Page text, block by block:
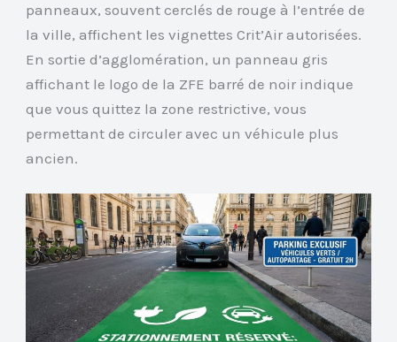
panneaux, souvent cerclés de rouge à l’entrée de
la ville, affichent les vignettes Crit’Air autorisées.
En sortie d’agglomération, un panneau gris
affichant le logo de la ZFE barré de noir indique
que vous quittez la zone restrictive, vous
permettant de circuler avec un véhicule plus
ancien.